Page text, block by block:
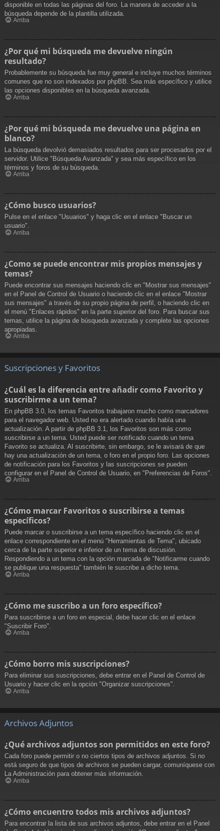
disponible en todas las páginas del foro. La manera de acceder a la
búsqueda depende de la plantilla utilizada.
Arriba
¿Por qué mi búsqueda me devuelve ningún
resultado?
Probablemente su búsqueda fue muy general e incluye muchos términos
comunes que no son indexados por phpBB. Sea más específico y utilice
las opciones disponibles en la búsqueda avanzada.
Arriba
¿Por qué mi búsqueda me devuelve una página en
blanco?
La búsqueda devolvió demasiados resultados para ser procesados por el
servidor. Utilice "Búsqueda Avanzada" y sea más específico en los
términos y foros de su búsqueda.
Arriba
¿Cómo busco usuarios?
Pulse en el enlace "Usuarios" y haga clic en el enlace "Buscar un
usuario".
Arriba
¿Como se puede encontrar mis propios mensajes y
temas?
Puede encontrar sus mensajes haciendo clic en "Mostrar sus mensajes"
en el Panel de Control de Usuario o haciendo clic en el enlace "Mostrar
sus mensajes" a través de su propio página de perfil, o haciendo clic en
el menú "Enlaces rápidos" en la parte superior del foro. Para buscar sus
temas, utilice la página de búsqueda avanzada y complete las opciones
apropiadas.
Arriba
Suscripciones y Favoritos
¿Cuál es la diferencia entre añadir como Favorito y
suscribirme a un tema?
En phpBB 3.0, los temas Favoritos trabajaron mucho como marcadores
para el navegador web. Usted no era alertado cuando había una
actualización. A partir de phpBB 3.1, los Favoritos son más como
suscribirse a un tema. Usted puede ser notificado cuando un tema
Favorito se actualiza. Al suscribirte, sin embargo, se le avisará de que
hay una actualización de un tema, o foro en el propio foro. Las opciones
de notificación para los Favoritos y las suscripciones se pueden
configurar en el Panel de Control de Usuario, en "Preferencias de Foros".
Arriba
¿Cómo marcar Favoritos o suscribirse a temas
específicos?
Puede marcar o suscribirse a un tema específico haciendo clic en el
enlace correspondiente en el menú "Herramientas de Tema", ubicado
cerca de la parte superior e inferior de un tema de discusión.
Respondiendo a un tema con la opción marcada de "Notificarme cuando
se publique una respuesta" también le suscribe a dicho tema.
Arriba
¿Cómo me suscribo a un foro específico?
Para suscribirse a un foro en especial, debe hacer clic en el enlace
"Suscribir Foro".
Arriba
¿Cómo borro mis suscripciones?
Para eliminar sus suscripciones, debe entrar en el Panel de Control de
Usuario y hacer clic en la opción "Organizar suscripciones".
Arriba
Archivos Adjuntos
¿Qué archivos adjuntos son permitidos en este foro?
Cada foro puede permitir o no ciertos tipos de archivos adjuntos. Si no
está seguro de que tipos de archivos se pueden cargar, comuníquese con
La Administración para obtener más información.
Arriba
¿Cómo encuentro todos mis archivos adjuntos?
Para encontrar la lista de sus archivos adjuntos, debe entrar en el Panel